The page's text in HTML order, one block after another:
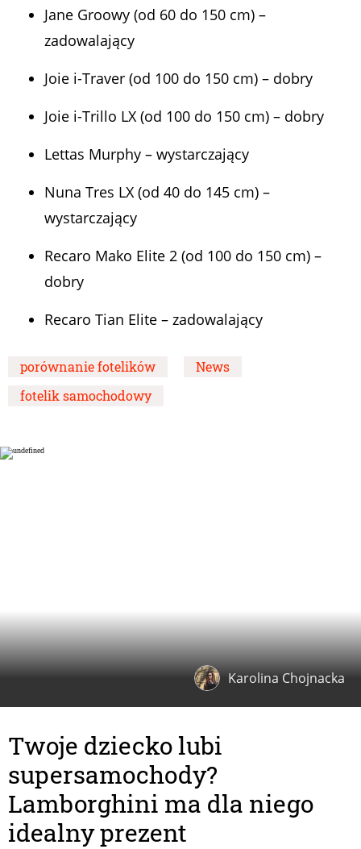
Jane Groowy (od 60 do 150 cm) –
zadowalający
Joie i-Traver (od 100 do 150 cm) – dobry
Joie i-Trillo LX (od 100 do 150 cm) – dobry
Lettas Murphy – wystarczający
Nuna Tres LX (od 40 do 145 cm) –
wystarczający
Recaro Mako Elite 2 (od 100 do 150 cm) –
dobry
Recaro Tian Elite – zadowalający
porównanie fotelików
News
fotelik samochodowy
Karolina Chojnacka
Twoje dziecko lubi
supersamochody?
Lamborghini ma dla niego
idealny prezent